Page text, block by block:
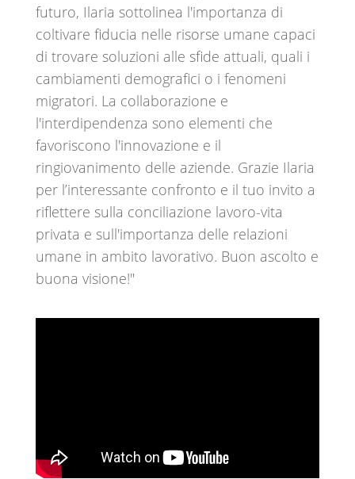
futuro, Ilaria sottolinea l'importanza di
coltivare fiducia nelle risorse umane capaci
di trovare soluzioni alle sfide attuali, quali i
cambiamenti demografici o i fenomeni
migratori. La collaborazione e
l'interdipendenza sono elementi che
favoriscono l'innovazione e il
ringiovanimento delle aziende. Grazie Ilaria
per l’interessante confronto e il tuo invito a
riflettere sulla conciliazione lavoro-vita
privata e sull'importanza delle relazioni
umane in ambito lavorativo. Buon ascolto e
buona visione!"